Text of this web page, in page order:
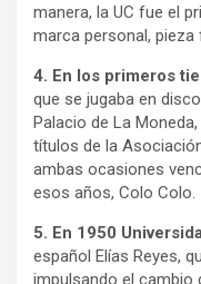
manera, la UC fue el
marca personal, pieza
4. En los primeros
que se jugaba en
Palacio de La
títulos de la
ambas ocasiones
esos años, Colo Colo.
5. En 1950
español Elías Reyes,
impulsando el cambio